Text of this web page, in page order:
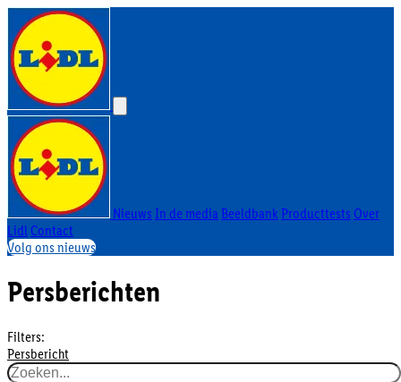
Nieuws In de mediaBeeldbank Producttests Over
Lidl Contact
Volg ons nieuws
Persberichten
Filters:
Persbericht